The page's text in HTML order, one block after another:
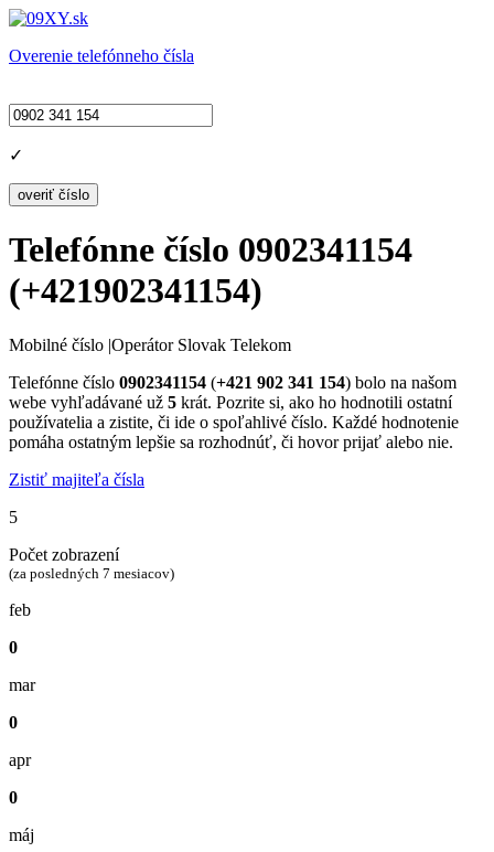
Overenie telefónneho čísla
✓
Telefónne číslo 0902341154
(+421902341154)
Mobilné číslo |Operátor Slovak Telekom
Telefónne číslo 0902341154 (+421 902 341 154) bolo na našom
webe vyhľadávané už 5 krát. Pozrite si, ako ho hodnotili ostatní
používatelia a zistite, či ide o spoľahlivé číslo. Každé hodnotenie
pomáha ostatným lepšie sa rozhodnúť, či hovor prijať alebo nie.
Zistiť majiteľa čísla
5
Počet zobrazení
(za posledných 7 mesiacov)
feb
0
mar
0
apr
0
máj